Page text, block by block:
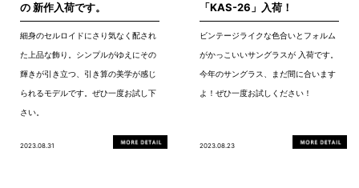
の 新作入荷です。
細身のセルロイドにさり気なく配され
た上品な飾り。シンプルがゆえにその
輝きが引き立つ、引き算の美学が感じ
られるモデルです。ぜひ一度お試し下
さい。
2023.08.31
「KAS-26」入荷！
ビンテージライクな色合いとフォルム
がかっこいいサングラスが 入荷です。
今年のサングラス、まだ間に合います
よ！ぜひ一度お試しください！
2023.08.23